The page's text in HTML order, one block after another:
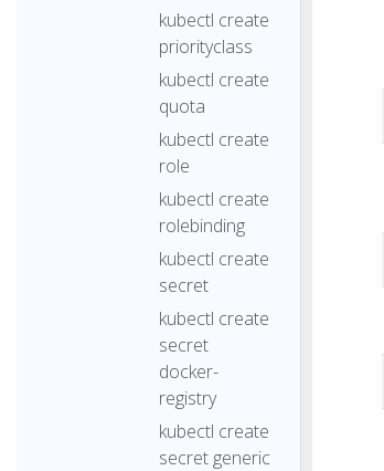
kubectl create
priorityclass
kubectl create
quota
kubectl create
role
kubectl create
rolebinding
kubectl create
secret
kubectl create
secret
docker-
registry
kubectl create
secret generic